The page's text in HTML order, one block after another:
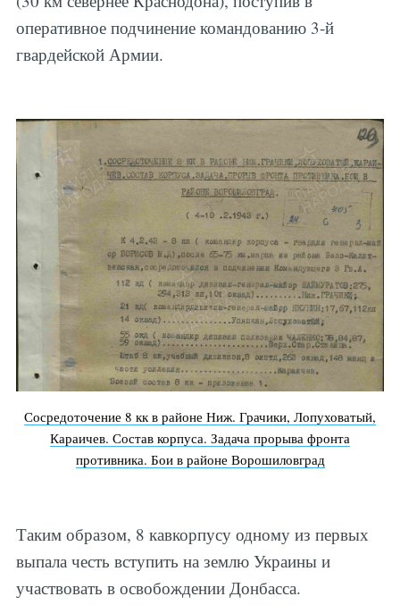
оперативное подчинение командованию 3-й
гвардейской Армии.
Сосредоточение 8 кк в районе Ниж. Грачики, Лопуховатый,
Караичев. Состав корпуса. Задача прорыва фронта
противника. Бои в районе Ворошиловград
Таким образом, 8 кавкорпусу одному из первых
выпала честь вступить на землю Украины и
участвовать в освобождении Донбасса.